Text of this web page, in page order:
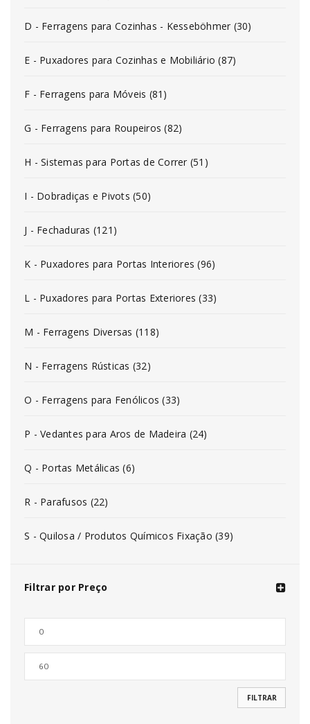
D - Ferragens para Cozinhas - Kesseböhmer (30)
E - Puxadores para Cozinhas e Mobiliário (87)
F - Ferragens para Móveis (81)
G - Ferragens para Roupeiros (82)
H - Sistemas para Portas de Correr (51)
I - Dobradiças e Pivots (50)
J - Fechaduras (121)
K - Puxadores para Portas Interiores (96)
L - Puxadores para Portas Exteriores (33)
M - Ferragens Diversas (118)
N - Ferragens Rústicas (32)
O - Ferragens para Fenólicos (33)
P - Vedantes para Aros de Madeira (24)
Q - Portas Metálicas (6)
R - Parafusos (22)
S - Quilosa / Produtos Químicos Fixação (39)
Filtrar por Preço
FILTRAR